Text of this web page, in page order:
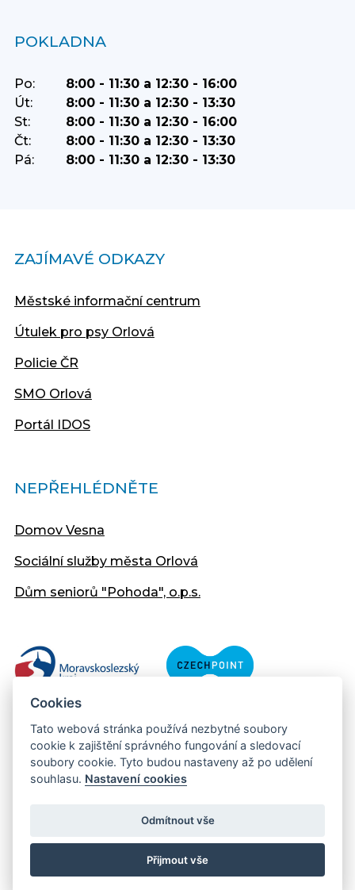
POKLADNA
Po:
8:00 - 11:30 a 12:30 - 16:00
Út:
8:00 - 11:30 a 12:30 - 13:30
St:
8:00 - 11:30 a 12:30 - 16:00
Čt:
8:00 - 11:30 a 12:30 - 13:30
Pá:
8:00 - 11:30 a 12:30 - 13:30
ZAJÍMAVÉ ODKAZY
Městské informační centrum
Útulek pro psy Orlová
Policie ČR
SMO Orlová
Portál IDOS
NEPŘEHLÉDNĚTE
Domov Vesna
Sociální služby města Orlová
Dům seniorů "Pohoda", o.p.s.
Copyright © 2013 - 2026 Městský úřad Orlová
Cookies
Tato webová stránka používá nezbytné soubory
cookie k zajištění správného fungování a sledovací
soubory cookie. Tyto budou nastaveny až po udělení
souhlasu. Nastavení cookies
Odmítnout vše
Přijmout vše